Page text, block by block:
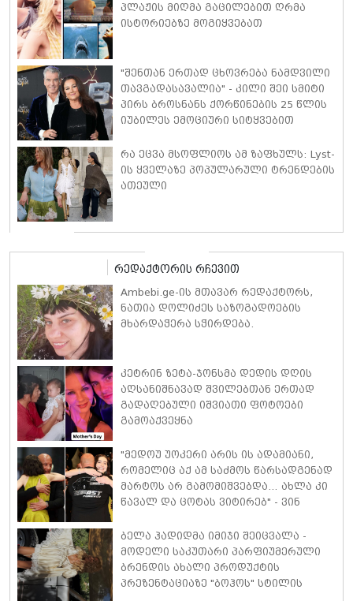
პლაჟის მიღმა გაცილებით ღრმა
ისტორიებზე მოგიყვებათ
"შენთან ერთად ცხოვრება ნამდვილი
თავგადასავალია" - კილი შეი სმიტი
პირს ბროსნანს ქორწინების 25 წლის
იუბილეს ემოციური სიტყვებით
რა ეცვა მსოფლიოს ამ ზაფხულს: Lyst-
ის ყველაზე პოპულარული ტრენდების
ათეული
რედაქტორის რჩევით
Ambebi.ge-ის მთავარ რედაქტორს,
ნათია დოლიძეს საზოგადოების
მხარდაჭერა სჭირდება.
კეტრინ ზეტა-ჯონსმა დედის დღის
აღსანიშნავად შვილებთან ერთად
გადაღებული იშვიათი ფოტოები
გამოაქვეყნა
"მედოუ უოკერი არის ის ადამიანი,
რომელიც აქ ამ საძმოს წარსადგენად
მარტოს არ გამომიშვებდა… ახლა კი
წავალ და ცოტას ვიტირებ" - ვინ
პოლ უოკერის ქალიშვილს ემოციური
სიტყვებით მიმართავს
ბელა ჰადიდმა იმიჯი შეიცვალა -
მოდელი საკუთარი პარფიუმერული
ბრენდის ახალი პროდუქტის
პრეზენტაციაზე "ბოჰოს" სტილის